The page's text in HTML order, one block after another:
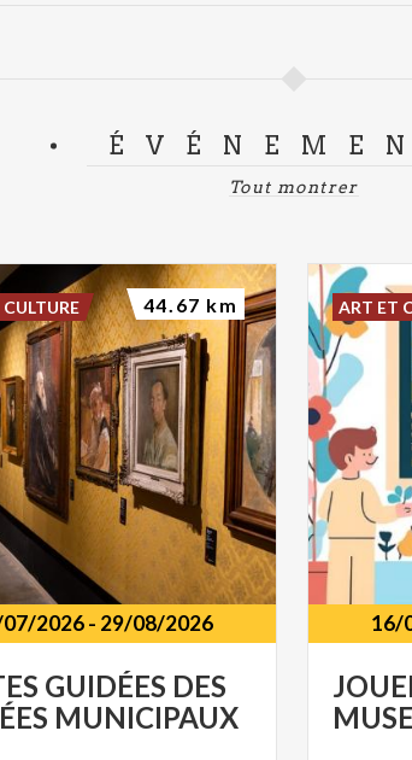
Tout montrer
2026- 29/08/2026
GUIDÉES DES
MUNICIPAUX
44.67 km
16/
ART ET